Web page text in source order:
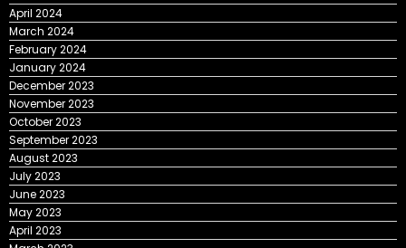
April 2024
March 2024
February 2024
January 2024
December 2023
November 2023
October 2023
September 2023
August 2023
July 2023
June 2023
May 2023
April 2023